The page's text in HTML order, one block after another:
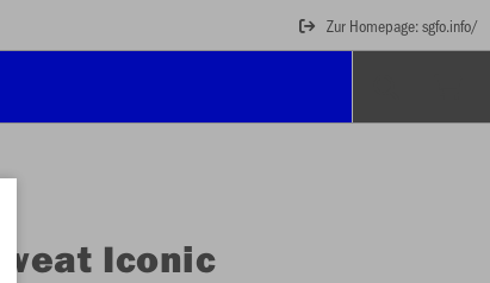
Zur Homepage: sgfo.info/
Sweat Iconic